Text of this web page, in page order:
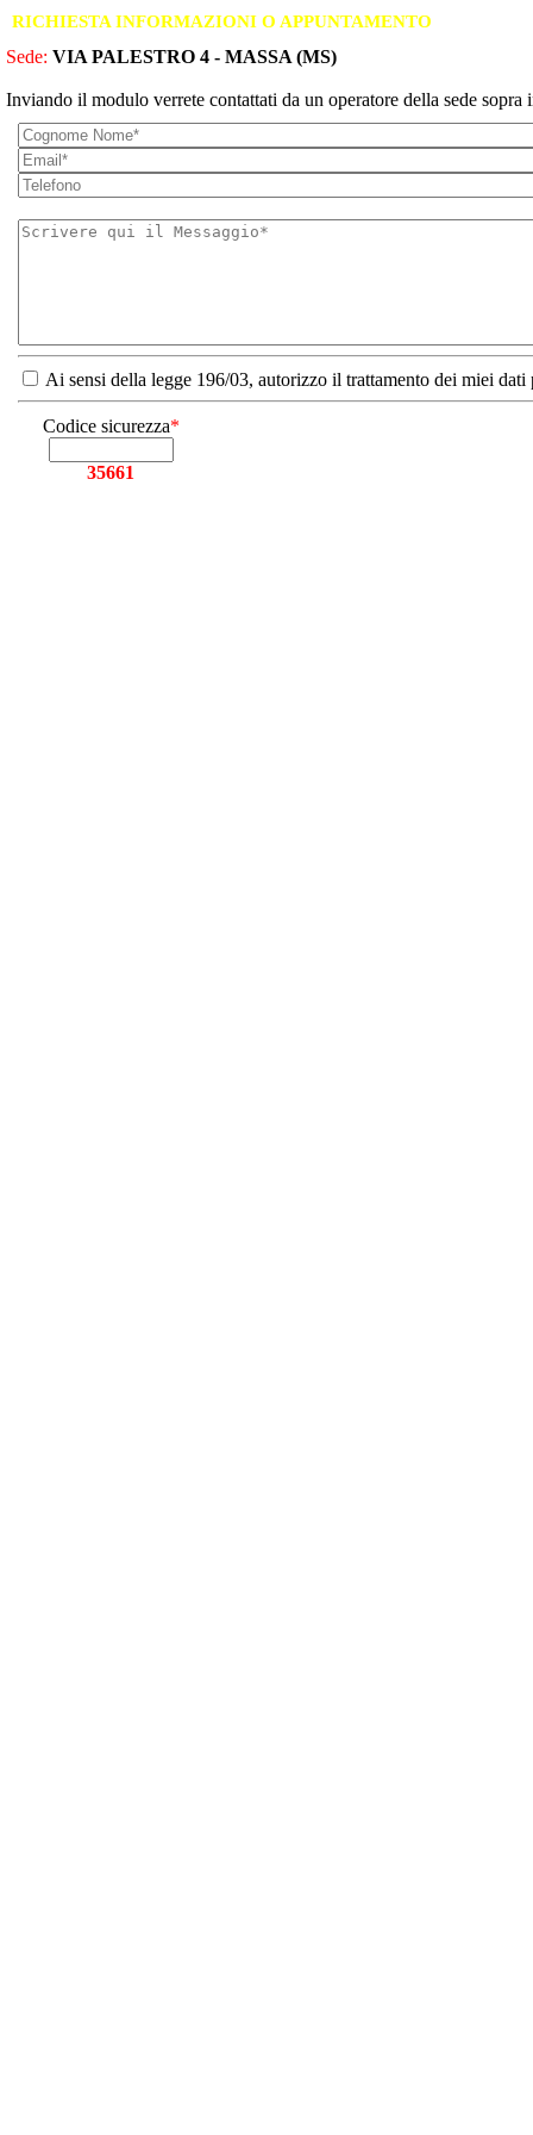
RICHIESTA INFORMAZIONI O APPUNTAMENTO
Sede: VIA PALESTRO 4 - MASSA (MS)
Inviando il modulo verrete contattati da un operatore della sede sopra
Ai sensi della legge 196/03, autorizzo il trattamento dei miei
Codice sicurezza*
35661